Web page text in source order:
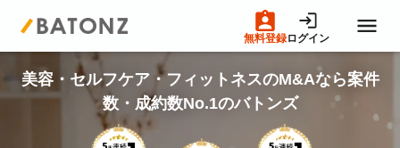
無料登録ログイン
トップページ
M&A案件一覧
美容・セルフケア・フィットネスのM&Aなら案件
数・成約数No.1のバトンズ